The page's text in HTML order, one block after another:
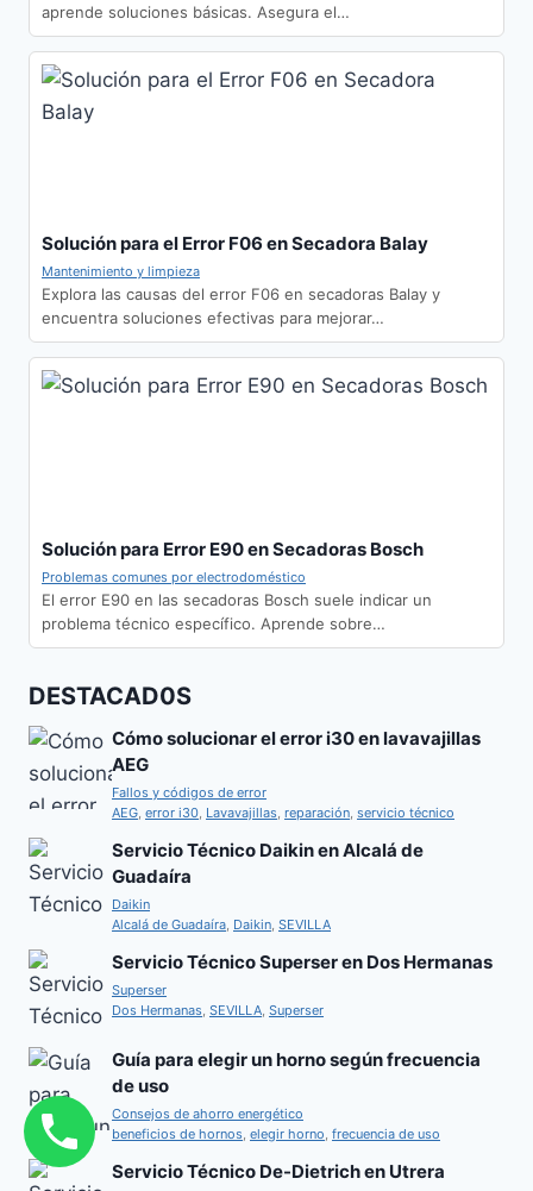
aprende soluciones básicas. Asegura el…
Solución para el Error F06 en Secadora Balay
Mantenimiento y limpieza
Explora las causas del error F06 en secadoras Balay y
encuentra soluciones efectivas para mejorar…
Solución para Error E90 en Secadoras Bosch
Problemas comunes por electrodoméstico
El error E90 en las secadoras Bosch suele indicar un
problema técnico específico. Aprende sobre…
DESTACAD0S
Cómo solucionar el error i30 en lavavajillas
AEG
Fallos y códigos de error
AEG, error i30, Lavavajillas, reparación, servicio técnico
Servicio Técnico Daikin en Alcalá de
Guadaíra
Daikin
Alcalá de Guadaíra, Daikin, SEVILLA
Servicio Técnico Superser en Dos Hermanas
Superser
Dos Hermanas, SEVILLA, Superser
Guía para elegir un horno según frecuencia
de uso
Consejos de ahorro energético
beneficios de hornos, elegir horno, frecuencia de uso
Servicio Técnico De-Dietrich en Utrera